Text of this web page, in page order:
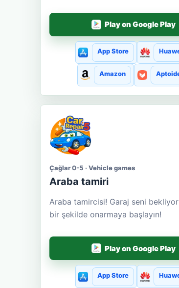
Play on Google Play
App Store
Amazon
Çağlar 0-5 · Vehicle games
Araba tamiri
Araba tamircisi! Garaj seni
bir şekilde onarmaya başlayın!
Play on Google Play
App Store